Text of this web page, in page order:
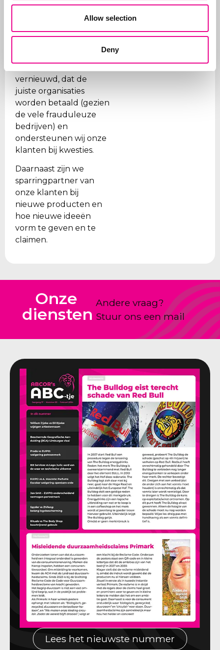
Allow selection
Deny
Naast het aanvragen
van merken, beheren
wij ook de portefeuilles
vernieuwd, dat de
juiste organisaties
worden betaald (gezien
de vele frauduleuze
bedrijven) en
ondersteunen wij onze
klanten bij kwesties.
Daarnaast zijn we
sparringpartner van
onze klanten bij
nieuwe producten en
hoe nieuwe ideeën
vorm te geven en te
claimen.
Onze
diensten
Andere vraag?
Stuur ons een mail
Lees het nieuwste nummer